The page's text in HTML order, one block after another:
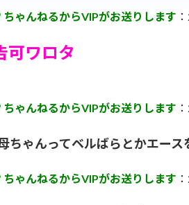
ちゃんねるからVIPがお送りします
可ワロタ
ちゃんねるからVIPがお送りします
ちゃんってベルばらとかエース
ちゃんねるからVIPがお送りします